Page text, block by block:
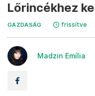
Lőrincékhez
GAZDASÁG frissítve
Madzin Emília